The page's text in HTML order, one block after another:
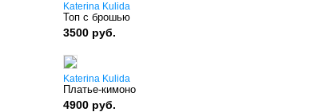
Katerina Kulida
Топ с брошью
3500 руб.
Katerina Kulida
Платье-кимоно
4900 руб.